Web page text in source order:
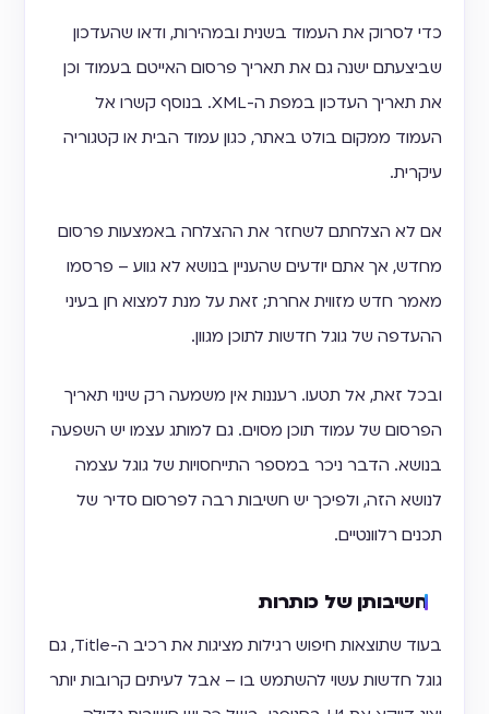
כדי לסרוק את העמוד בשנית ובמהירות, ודאו שהעדכון
שביצעתם ישנה גם את תאריך פרסום האייטם בעמוד וכן
את תאריך העדכון במפת ה-XML. בנוסף קשרו אל
העמוד ממקום בולט באתר, כגון עמוד הבית או קטגוריה
עיקרית.
אם לא הצלחתם לשחזר את ההצלחה באמצעות פרסום
מחדש, אך אתם יודעים שהעניין בנושא לא גווע – פרסמו
מאמר חדש מזווית אחרת; זאת על מנת למצוא חן בעיני
ההעדפה של גוגל חדשות לתוכן מגוון.
ובכל זאת, אל תטעו. רעננות אין משמעה רק שינוי תאריך
הפרסום של עמוד תוכן מסוים. גם למותג עצמו יש השפעה
בנושא. הדבר ניכר במספר התייחסויות של גוגל עצמה
לנושא הזה, ולפיכך יש חשיבות רבה לפרסום סדיר של
תכנים רלוונטיים.
חשיבותן של כותרות
בעוד שתוצאות חיפוש רגילות מציגות את רכיב ה-Title, גם
גוגל חדשות עשוי להשתמש בו – אבל לעיתים קרובות יותר